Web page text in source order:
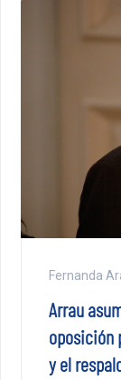
Fernanda
Arrau
oposición
y el